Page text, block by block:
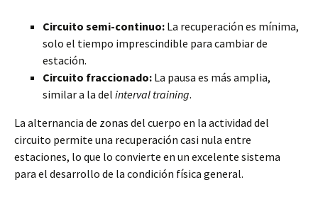
Circuito semi-continuo: La recuperación es mínima,
solo el tiempo imprescindible para cambiar de
estación.
Circuito fraccionado: La pausa es más amplia,
similar a la del interval training.
La alternancia de zonas del cuerpo en la actividad del
circuito permite una recuperación casi nula entre
estaciones, lo que lo convierte en un excelente sistema
para el desarrollo de la condición física general.